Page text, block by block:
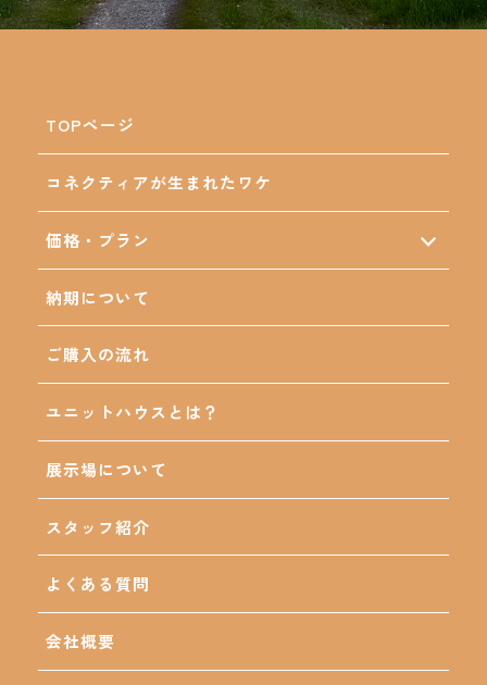
TOPページ
コネクティアが生まれたワケ
価格・プラン
CONNECTIA28（2ユニット）
CONNECTIA42（3ユニット）
CONNECTIA57（4ユニット）
CONNECTIA71（5ユニット）
納期について
ご購入の流れ
ユニットハウスとは？
展示場について
スタッフ紹介
よくある質問
会社概要